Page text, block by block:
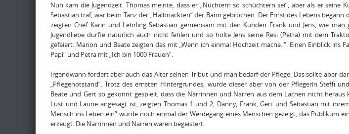
Nun kam die Jugendzeit. Thomas meinte, dass er „Nüchtern so schüchtern sei“, aber als er seine
Sebastian traf, war beim Tanz der „Halbnackten“ der Bann gebrochen. Der Ernst des Lebens
zeigten Chef Karin und Lehrling Sebastian gemeinsam mit den Kunden Frank und Jens, wie
Jugendliebe durfte natürlich auch nicht fehlen und so holte Jens seine Resi (Petra) mit dem
gefeiert. Marion und Beate zeigten das mit „Wenn ich einmal Hochzeit mache..“. Einen Einblick ins
Papi“ und Petra mit „Ich bin 1000 Frauen“.
Irgendwann fordert aber auch das Alter seinen Tribut und man bedarf der Pflege. Das sollte aber
„Pflegenotstand“. Trotz des ernsten Hintergrundes, wurde dieser aber von der Pflegerin Steffi
Beate und Gert so gekonnt gespielt, dass die Närrinnen und Narren aus dem Lachen nicht heraus
Lust und Laune angesagt ist, zeigten Thomas 1 und 2, Danny, Frank, Gert und Sebastian mit
Mensch ins Leben ein“ wurde noch einmal der Werdegang eines Menschen gezeigt, das Publikum
erzeugt. Die Närrinnen und Narren waren begeistert.